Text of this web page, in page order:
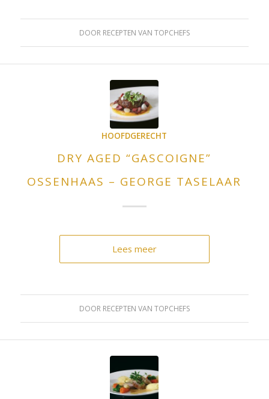
DOOR RECEPTEN VAN TOPCHEFS
HOOFDGERECHT
DRY AGED “GASCOIGNE”
OSSENHAAS – GEORGE TASELAAR
Lees meer
DOOR RECEPTEN VAN TOPCHEFS